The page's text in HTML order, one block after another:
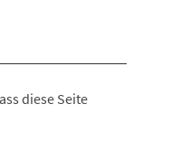
diese Seite